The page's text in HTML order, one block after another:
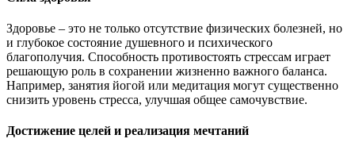
Здоровье – это не только отсутствие физических болезней, но
и глубокое состояние душевного и психического
благополучия. Способность противостоять стрессам играет
решающую роль в сохранении жизненно важного баланса.
Например, занятия йогой или медитация могут существенно
снизить уровень стресса, улучшая общее самочувствие.
Достижение целей и реализация мечтаний